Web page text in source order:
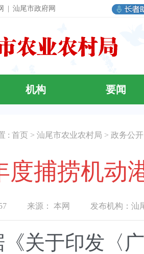
汕尾市政府网
机构 要闻
: 首页 > 汕尾市农业农村局 > 政务公开
度捕捞机动
来源： 本网 发布机构： 汕
于印发〈广